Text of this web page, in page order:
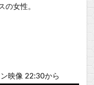
の女性。
映像 22:30から